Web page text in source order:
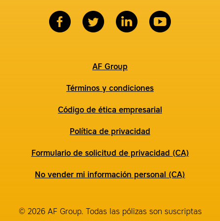
AF Group
Términos y condiciones
Código de ética empresarial
Política de privacidad
Formulario de solicitud de privacidad (CA)
No vender mi información personal (CA)
© 2026 AF Group. Todas las pólizas son suscriptas